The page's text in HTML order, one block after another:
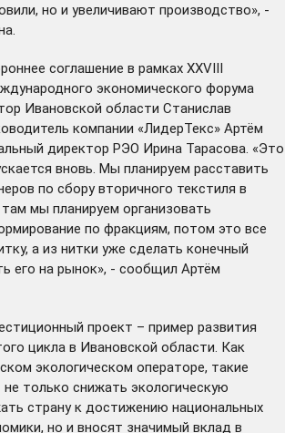
но и увеличивают производство», -
соглашение в рамках XXVIII
экономического форума
Ивановской области Станислав
компании «ЛидерТекс» Артём
директор РЭО Ирина Тарасова. «Это
вновь. Мы планируем расставить
по сбору вторичного текстиля в
мы планируем организовать
по фракциям, потом это все
а из нитки уже сделать конечный
его на рынок», - сообщил Артём
проект – пример развития
цикла в Ивановской области. Как
экологическом операторе, такие
только снижать экологическую
страну к достижению национальных
но и вносят значимый вклад в